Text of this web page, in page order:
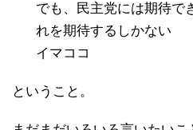
でも、民主党には期待で
れを期待するしかない
イマココ
ということ。